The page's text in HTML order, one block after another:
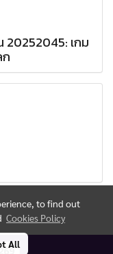
20252045: เกม
to find out
Cookies Policy
All